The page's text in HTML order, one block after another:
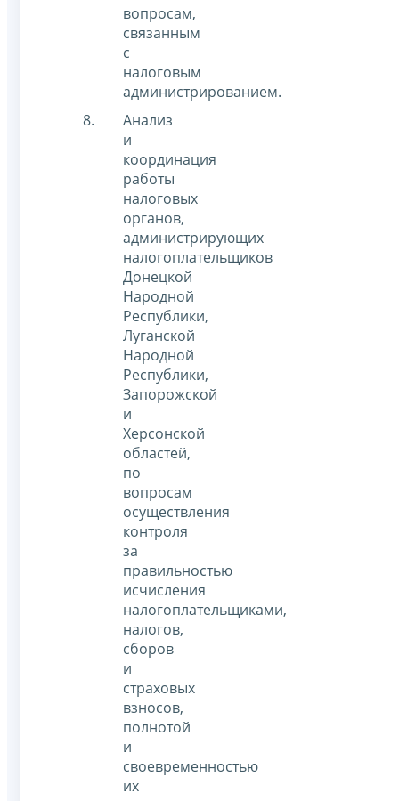
вопросам,
связанным
с
налоговым
администрированием.
Анализ
и
координация
работы
налоговых
органов,
администрирующих
налогоплательщиков
Донецкой
Народной
Республики,
Луганской
Народной
Республики,
Запорожской
и
Херсонской
областей,
по
вопросам
осуществления
контроля
за
правильностью
исчисления
налогоплательщиками,
налогов,
сборов
и
страховых
взносов,
полнотой
и
своевременностью
их